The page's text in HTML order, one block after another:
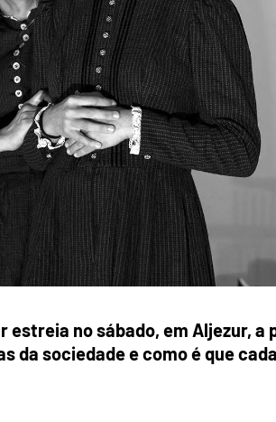
estreia no sábado, em Aljezur, a
da sociedade e como é que